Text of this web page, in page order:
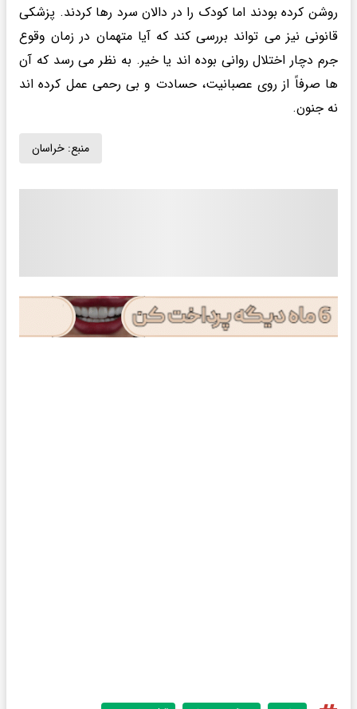
روشن کرده بودند اما کودک را در دالان سرد رها کردند. پزشکی
قانونی نیز می تواند بررسی کند که آیا متهمان در زمان وقوع
جرم دچار اختلال روانی بوده اند یا خیر. به نظر می رسد که آن
ها صرفاً از روی عصبانیت، حسادت و بی رحمی عمل کرده اند
نه جنون.
منبع: خراسان